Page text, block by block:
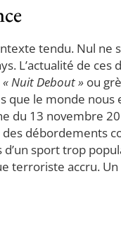
tendu. Nul ne
L’actualité de
« Nuit Debout » ou
que le monde nous
du 13 novembre
débordements
sport trop
terroriste accru.